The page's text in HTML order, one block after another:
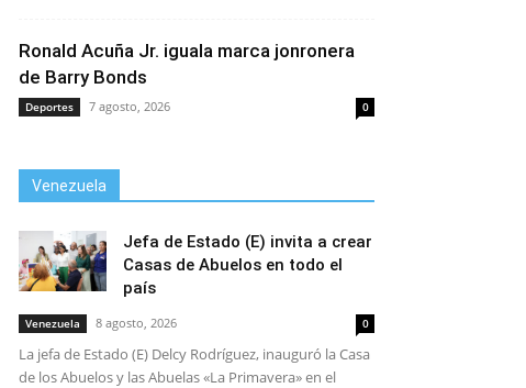
Ronald Acuña Jr. iguala marca jonronera
de Barry Bonds
Deportes 7 agosto, 2026 0
Venezuela
Jefa de Estado (E) invita a crear
Casas de Abuelos en todo el
país
Venezuela 8 agosto, 2026 0
La jefa de Estado (E) Delcy Rodríguez, inauguró la Casa
de los Abuelos y las Abuelas «La Primavera» en el